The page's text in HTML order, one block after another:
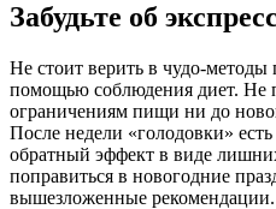
Забудьте об
Не стоит верить в чудо-методы
помощью соблюдения диет. Не
ограничениям пищи ни до
После недели «голодовки»
обратный эффект в виде
поправиться в новогодние
вышезложенные рекомендации.